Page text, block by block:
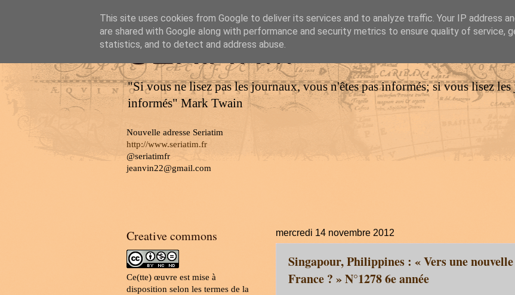
SERIATIM
"Si vous ne lisez pas les journaux, vous n'êtes pas informés; si vous lisez
informés" Mark Twain
Nouvelle adresse Seriatim
http://www.seriatim.fr
@seriatimfr
jeanvin22@gmail.com
mercredi 14 novembre 2012
Singapour, Philippines : « Vers une
France ? » N°1278 6e année
Creative commons
Ce(tte) œuvre est mise à
disposition selon les termes de la
This site uses cookies from Google to deliver its services and to analyze traffic. Your IP address
are shared with Google along with performance and security metrics to ensure quality of service,
statistics, and to detect and address abuse.